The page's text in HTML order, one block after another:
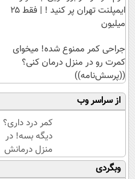
ایمپلنت تهران پر کنید ! | فقط ۲۵
میلیون
جراحی کمر ممنوع شده! میخوای
کمرت رو در منزل درمان کنی؟
((پرسش‌نامه))
از سراسر وب
کمر درد داری؟
دیگه بسه! در
منزل درمانش
کن
(◀پرسش‌نامه)
وبگردی